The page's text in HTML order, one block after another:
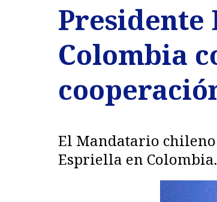
Presidente
Colombia
El Mandatario
Espriella en Colombia.